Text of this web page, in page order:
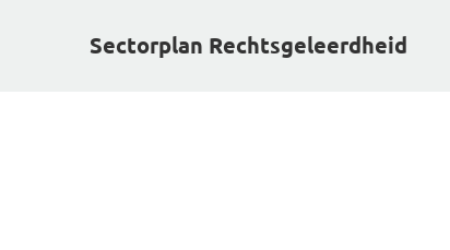
Sectorplan Rechtsgeleerdheid